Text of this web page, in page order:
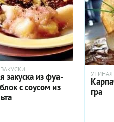
закуска из фуа-
с соусом из
УТИНАЯ
гра